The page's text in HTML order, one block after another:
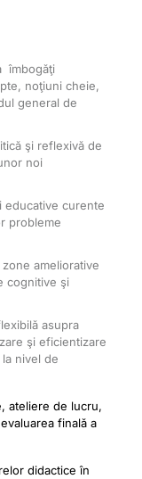
îmbogăţi
noţiuni cheie,
general de
şi reflexivă de
noi
educative curente
probleme
ameliorative
cognitive şi
asupra
şi eficientizare
nivel de
ateliere de lucru,
finală a
didactice în